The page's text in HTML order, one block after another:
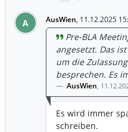
A AusWien, 11.12.2025
Pre-BLA
angesetzt. Das
um die
besprechen. Es
AusWien,
Es wird immer
schreiben.